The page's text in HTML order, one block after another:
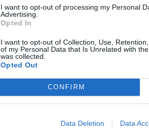
I want to opt-out of processing my Personal
Advertising.
Opted In
I want to opt-out of Collection, Use,
of my Personal Data that Is Unrelated with
was collected.
Opted Out
CONFIRM
Data Deletion Data